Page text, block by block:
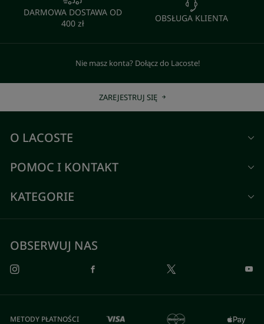
DARMOWA DOSTAWA OD
400 zł
OBSŁUGA KLIENTA
Nie masz konta? Dołącz do Lacoste!
ZAREJESTRUJ SIĘ
O LACOSTE
POMOC I KONTAKT
KATEGORIE
OBSERWUJ NAS
METODY PŁATNOŚCI